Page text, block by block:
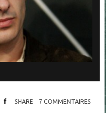
SHARE 7 COMMENTAIRES